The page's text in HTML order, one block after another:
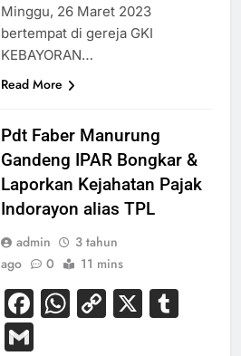
Minggu, 26 Maret 2023
bertempat di gereja GKI
KEBAYORAN…
Read More
Pdt Faber Manurung
Gandeng IPAR Bongkar &
Laporkan Kejahatan Pajak
Indorayon alias TPL
admin
3 tahun
ago
0 11 mins
Facebook
WhatsApp
Copy
X
Gmail